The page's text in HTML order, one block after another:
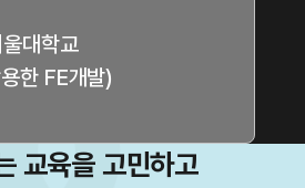
대학교
한 FE개발)
교육을 고민하고